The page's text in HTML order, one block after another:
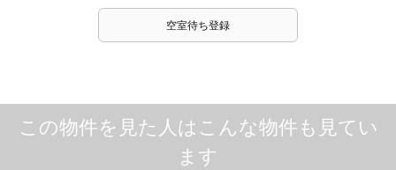
空室待ち登録
この物件を見た人はこんな物件も見てい
ます